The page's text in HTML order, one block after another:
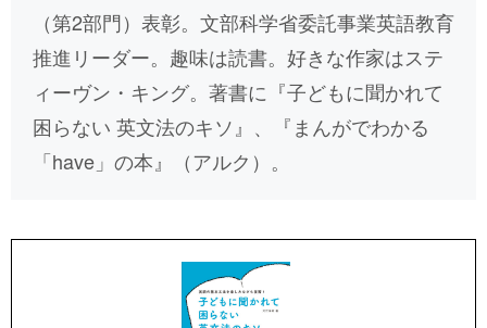
（第2部門）表彰。文部科学省委託事業英語教育
推進リーダー。趣味は読書。好きな作家はステ
ィーヴン・キング。著書に『子どもに聞かれて
困らない 英文法のキソ』、『まんがでわかる
「have」の本』（アルク）。